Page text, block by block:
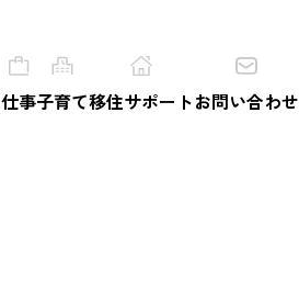
仕事子育て移住サポートお問い合わせ